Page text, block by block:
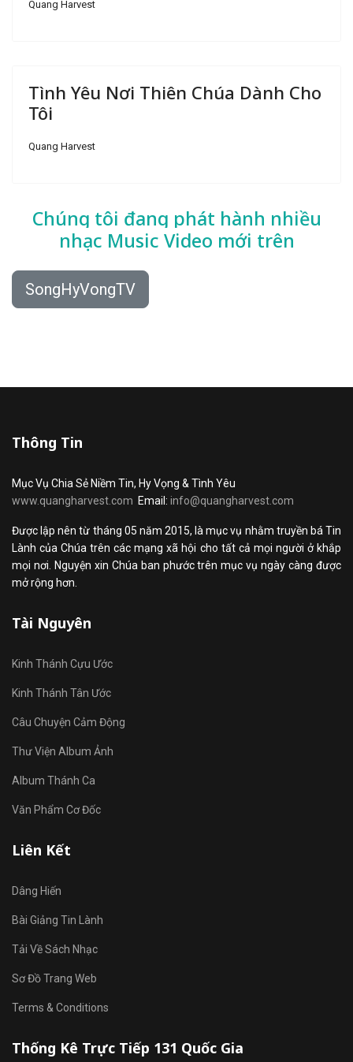
Quang Harvest
Tình Yêu Nơi Thiên Chúa Dành Cho
Tôi
Quang Harvest
Chúng tôi đang phát hành nhiều
nhạc Music Video mới trên
SongHyVongTV
Thông Tin
Mục Vụ Chia Sẻ Niềm Tin, Hy Vọng & Tình Yêu
www.quangharvest.com Email: info@quangharvest.com
Được lập nên từ tháng 05 năm 2015, là mục vụ nhằm truyền bá Tin
Lành của Chúa trên các mạng xã hội cho tất cả mọi người ở khắp
mọi nơi. Nguyện xin Chúa ban phước trên mục vụ ngày càng được
mở rộng hơn.
Tài Nguyên
Kinh Thánh Cựu Ước
Kinh Thánh Tân Ước
Câu Chuyện Cảm Động
Thư Viện Album Ảnh
Album Thánh Ca
Văn Phẩm Cơ Đốc
Liên Kết
Dâng Hiến
Bài Giảng Tin Lành
Tải Về Sách Nhạc
Sơ Đồ Trang Web
Terms & Conditions
Thống Kê Trực Tiếp 131 Quốc Gia